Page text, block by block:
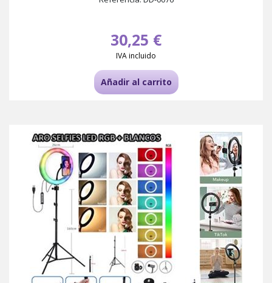
30,25 €
IVA incluido
Añadir al carrito